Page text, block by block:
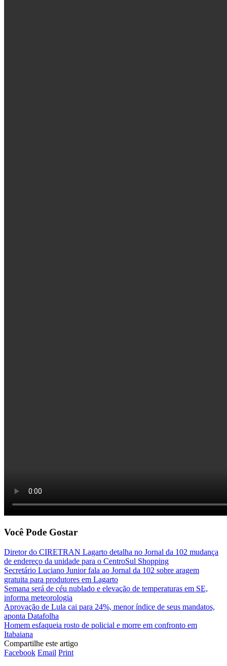
Você Pode Gostar
Diretor do CIRETRAN Lagarto detalha no Jornal da 102 mudança
de endereço da unidade para o CentroSul Shopping
Secretário Luciano Junior fala ao Jornal da 102 sobre aragem
gratuita para produtores em Lagarto
Semana será de céu nublado e elevação de temperaturas em SE,
informa meteorologia
Aprovação de Lula cai para 24%, menor índice de seus mandatos,
aponta Datafolha
Homem esfaqueia rosto de policial e morre em confronto em
Itabaiana
Compartilhe este artigo
Facebook Email Print